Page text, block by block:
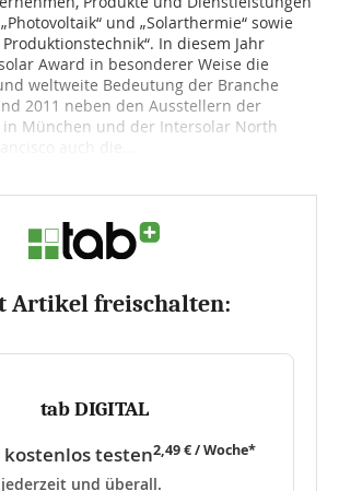
und „Solarthermie“ sowie
In diesem Jahr
Award in besonderer Weise die
weltweite Bedeutung der Branche
2011 neben den Ausstellern der
München und der Intersolar North
Artikel freischalten:
tab DIGITAL
kostenlos testen2,49 € / Woche*
jederzeit und überall.